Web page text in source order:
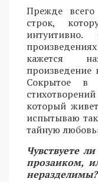
Прежде
строк,
кажется
произведение
Сокрытое
который
испытываю
тайную
Чувствуете
прозаиком,
неразделимы?